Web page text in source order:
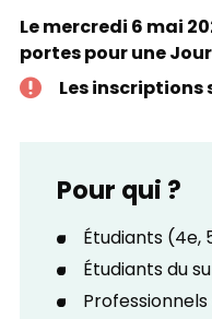
Le mercredi 6 mai
portes pour une
Les inscriptions
Pour qui ?
Étudiants (4e,
Étudiants du